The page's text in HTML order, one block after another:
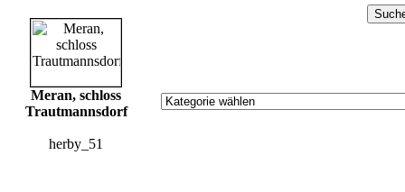
Meran, schloss
Trautmannsdorf
herby_51